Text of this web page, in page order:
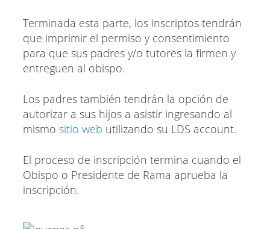
Terminada esta parte, los inscriptos tendrán
que imprimir el permiso y consentimiento
para que sus padres y/o tutores la firmen y
entreguen al obispo.
Los padres también tendrán la opción de
autorizar a sus hijos a asistir ingresando al
mismo sitio web utilizando su LDS account.
El proceso de inscripción termina cuando el
Obispo o Presidente de Rama aprueba la
inscripción.